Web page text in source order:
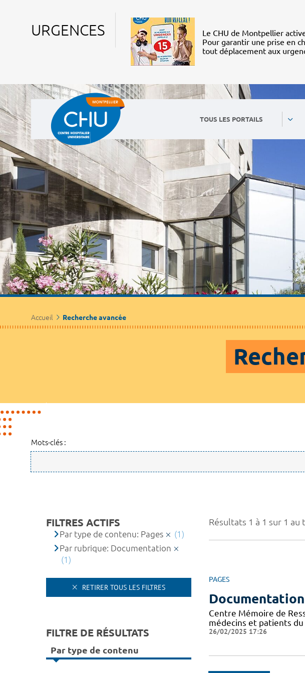
URGENCES
Le CHU de Montpellier
Pour garantir une prise en
tout déplacement aux
TOUS LES PORTAILS
Accueil Recherche avancée
Mots-clés :
Résultats 1 à 1 sur 1 au
PAGES
Documentation
Centre Mémoire de
médecins et patients
26/02/2025 17:26
FILTRES ACTIFS
Par type de contenu: Pages
(1)
Par rubrique: Documentation
(1)
RETIRER TOUS LES FILTRES
FILTRE DE RÉSULTATS
Par type de contenu